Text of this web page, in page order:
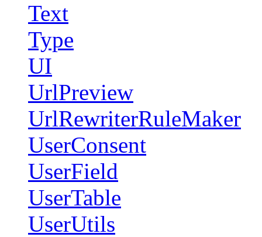
Text
Type
UI
UrlPreview
UrlRewriterRuleMaker
UserConsent
UserField
UserTable
UserUtils